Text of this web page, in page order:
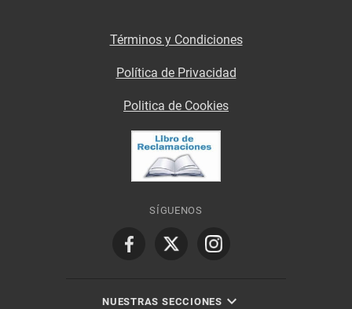
Términos y Condiciones
Política de Privacidad
Politica de Cookies
SÍGUENOS
NUESTRAS SECCIONES